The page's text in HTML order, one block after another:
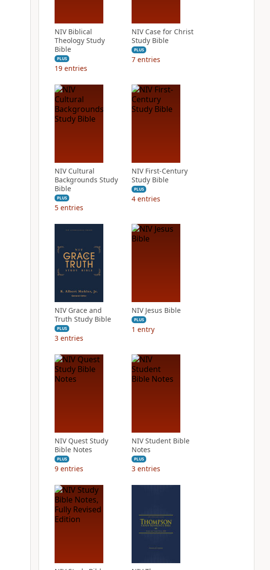
NIV Biblical
Theology Study
Bible
PLUS
19 entries
NIV Case for Christ
Study Bible
PLUS
7 entries
NIV Cultural
Backgrounds Study
Bible
PLUS
5 entries
NIV First-Century
Study Bible
PLUS
4 entries
NIV Grace and
Truth Study Bible
PLUS
3 entries
NIV Jesus Bible
PLUS
1 entry
NIV Quest Study
Bible Notes
PLUS
9 entries
NIV Student Bible
Notes
PLUS
3 entries